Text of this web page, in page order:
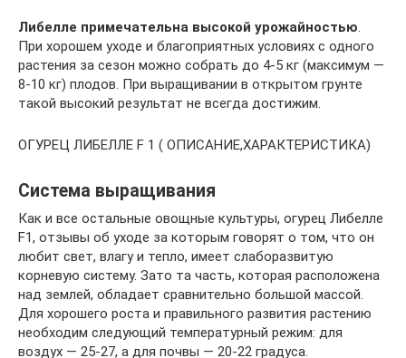
Либелле примечательна высокой урожайностью
При хорошем уходе и благоприятных условиях с одного
растения за сезон можно собрать до 4-5 кг (максимум —
8-10 кг) плодов. При выращивании в открытом грунте
такой высокий результат не всегда достижим.
ОГУРЕЦ ЛИБЕЛЛЕ F 1 ( ОПИСАНИЕ,ХАРАКТЕРИСТИКА)
Система выращивания
Как и все остальные овощные культуры, огурец Либелле
F1, отзывы об уходе за которым говорят о том, что он
любит свет, влагу и тепло, имеет слаборазвитую
корневую систему. Зато та часть, которая расположена
над землей, обладает сравнительно большой массой.
Для хорошего роста и правильного развития растению
необходим следующий температурный режим: для
воздух — 25-27, а для почвы — 20-22 градуса.